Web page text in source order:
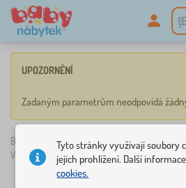
UPOZORNĚNÍ
Zadaným parametrům neodpovídá
Babynabytek.cz » Dětský nábytek /
Vánoční dárky 2024
Tyto stránky využívají soubory
jejich prohlížení. Další
cookies.